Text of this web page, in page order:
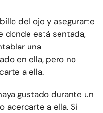
del ojo y asegurarte
donde está sentada,
una
en ella, pero no
a ella.
gustado durante un
acercarte a ella. Si